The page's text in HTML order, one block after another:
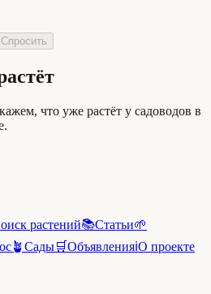
Спросить
что уже растёт у садоводов в
растений📚Статьи🌱
🪴Сады🛒Объявленияℹ️О проекте